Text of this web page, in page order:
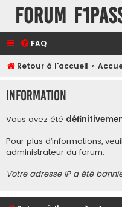
Forum
FAQ
Retour à l'accueil
Information
Vous avez été
Pour plus d’informations,
administrateur du forum.
Votre adresse IP a été